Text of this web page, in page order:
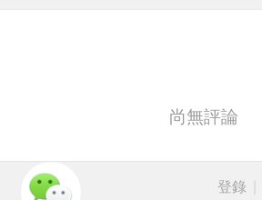
尚無評論
登錄